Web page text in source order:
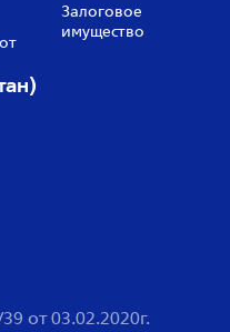
Залоговое
имущество
от 03.02.2020г.